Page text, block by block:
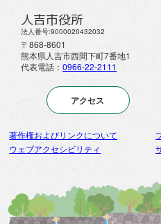
人吉市役所
法人番号:9000020432032
〒868-8601
熊本県人吉市西間下町7番地1
代表電話： 0966-22-2111
アクセス
著作権およびリンクについて
ウェブアクセシビリティ